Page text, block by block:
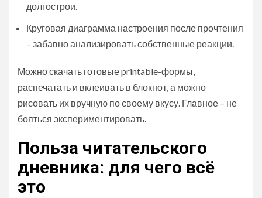
долгострои.
Круговая диаграмма настроения после прочтения
– забавно анализировать собственные реакции.
Можно скачать готовые printable-формы,
распечатать и вклеивать в блокнот, а можно
рисовать их вручную по своему вкусу. Главное – не
бояться экспериментировать.
Польза читательского
дневника: для чего всё
это